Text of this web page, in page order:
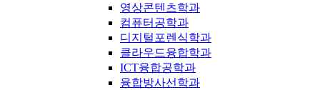
영상콘텐츠학과
컴퓨터공학과
디지털포렌식학과
클라우드융합학과
ICT융합공학과
융합방사선학과